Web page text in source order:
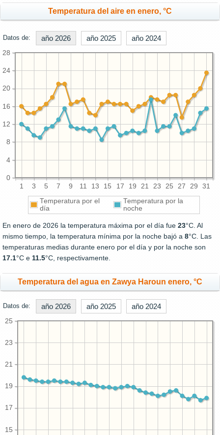
Temperatura del aire en enero, °C
Datos de: año 2026 año 2025 año 2024
1 3 5 7 9 11 13 15 17 19 21 23 25 27 29 31
0
4
8
12
16
20
24
28
Temperatura por el
día
Temperatura por la
noche
En enero de 2026 la temperatura máxima por el día fue 23°C. Al
mismo tiempo, la temperatura mínima por la noche bajó a 8°C. Las
temperaturas medias durante enero por el día y por la noche son
17.1°C e 11.5°C, respectivamente.
Temperatura del agua en Zawya Haroun enero, °C
Datos de: año 2026 año 2025 año 2024
15
17
19
21
23
25